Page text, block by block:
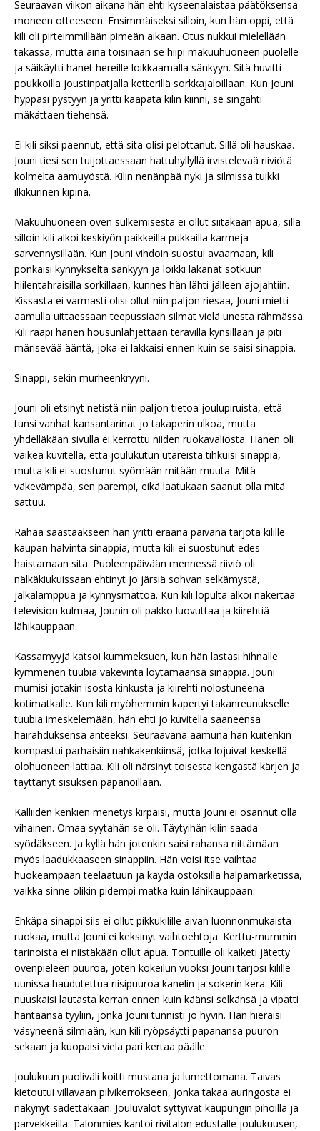
Seuraavan viikon aikana hän ehti kyseenalaistaa päätöksensä
moneen otteeseen. Ensimmäiseksi silloin, kun hän oppi, että
kili oli pirteimmillään pimeän aikaan. Otus nukkui mielellään
takassa, mutta aina toisinaan se hiipi makuuhuoneen puolelle
ja säikäytti hänet hereille loikkaamalla sänkyyn. Sitä huvitti
poukkoilla joustinpatjalla ketterillä sorkkajaloillaan. Kun Jouni
hyppäsi pystyyn ja yritti kaapata kilin kiinni, se singahti
mäkättäen tiehensä.
Ei kili siksi paennut, että sitä olisi pelottanut. Sillä oli hauskaa.
Jouni tiesi sen tuijottaessaan hattuhyllyllä irvistelevää riiviötä
kolmelta aamuyöstä. Kilin nenänpää nyki ja silmissä tuikki
ilkikurinen kipinä.
Makuuhuoneen oven sulkemisesta ei ollut siitäkään apua, sillä
silloin kili alkoi keskiyön paikkeilla pukkailla karmeja
sarvennysillään. Kun Jouni vihdoin suostui avaamaan, kili
ponkaisi kynnykseltä sänkyyn ja loikki lakanat sotkuun
hiilentahraisilla sorkillaan, kunnes hän lähti jälleen ajojahtiin.
Kissasta ei varmasti olisi ollut niin paljon riesaa, Jouni mietti
aamulla uittaessaan teepussiaan silmät vielä unesta rähmässä.
Kili raapi hänen housunlahjettaan terävillä kynsillään ja piti
märisevää ääntä, joka ei lakkaisi ennen kuin se saisi sinappia.
Sinappi, sekin murheenkryyni.
Jouni oli etsinyt netistä niin paljon tietoa joulupiruista, että
tunsi vanhat kansantarinat jo takaperin ulkoa, mutta
yhdelläkään sivulla ei kerrottu niiden ruokavaliosta. Hänen oli
vaikea kuvitella, että joulukutun utareista tihkuisi sinappia,
mutta kili ei suostunut syömään mitään muuta. Mitä
väkevämpää, sen parempi, eikä laatukaan saanut olla mitä
sattuu.
Rahaa säästääkseen hän yritti eräänä päivänä tarjota kilille
kaupan halvinta sinappia, mutta kili ei suostunut edes
haistamaan sitä. Puoleenpäivään mennessä riiviö oli
nälkäkiukuissaan ehtinyt jo järsiä sohvan selkämystä,
jalkalamppua ja kynnysmattoa. Kun kili lopulta alkoi nakertaa
television kulmaa, Jounin oli pakko luovuttaa ja kiirehtiä
lähikauppaan.
Kassamyyjä katsoi kummeksuen, kun hän lastasi hihnalle
kymmenen tuubia väkevintä löytämäänsä sinappia. Jouni
mumisi jotakin isosta kinkusta ja kiirehti nolostuneena
kotimatkalle. Kun kili myöhemmin käpertyi takanreunukselle
tuubia imeskelemään, hän ehti jo kuvitella saaneensa
hairahduksensa anteeksi. Seuraavana aamuna hän kuitenkin
kompastui parhaisiin nahkakenkiinsä, jotka lojuivat keskellä
olohuoneen lattiaa. Kili oli närsinyt toisesta kengästä kärjen ja
täyttänyt sisuksen papanoillaan.
Kalliiden kenkien menetys kirpaisi, mutta Jouni ei osannut olla
vihainen. Omaa syytähän se oli. Täytyihän kilin saada
syödäkseen. Ja kyllä hän jotenkin saisi rahansa riittämään
myös laadukkaaseen sinappiin. Hän voisi itse vaihtaa
huokeampaan teelaatuun ja käydä ostoksilla halpamarketissa,
vaikka sinne olikin pidempi matka kuin lähikauppaan.
Ehkäpä sinappi siis ei ollut pikkukilille aivan luonnonmukaista
ruokaa, mutta Jouni ei keksinyt vaihtoehtoja. Kerttu-mummin
tarinoista ei niistäkään ollut apua. Tontuille oli kaiketi jätetty
ovenpieleen puuroa, joten kokeilun vuoksi Jouni tarjosi kilille
uunissa haudutettua riisipuuroa kanelin ja sokerin kera. Kili
nuuskaisi lautasta kerran ennen kuin käänsi selkänsä ja vipatti
häntäänsä tyyliin, jonka Jouni tunnisti jo hyvin. Hän hieraisi
väsyneenä silmiään, kun kili ryöpsäytti papanansa puuron
sekaan ja kuopaisi vielä pari kertaa päälle.
Joulukuun puoliväli koitti mustana ja lumettomana. Taivas
kietoutui villavaan pilvikerrokseen, jonka takaa auringosta ei
näkynyt sädettäkään. Jouluvalot syttyivät kaupungin pihoilla ja
parvekkeilla. Talonmies kantoi rivitalon edustalle joulukuusen,